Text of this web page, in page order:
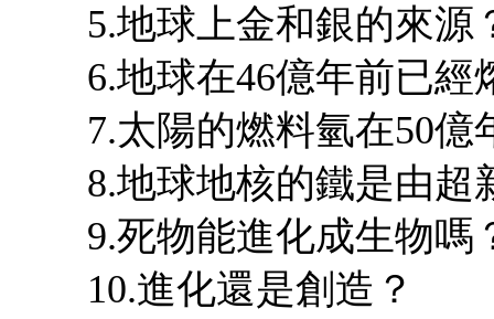
5.地球上金和銀的來源
6.地球在46億年前已經
7.太陽的燃料氫在50億
8.地球地核的鐵是由超
9.死物能進化成生物嗎
10.進化還是創造？